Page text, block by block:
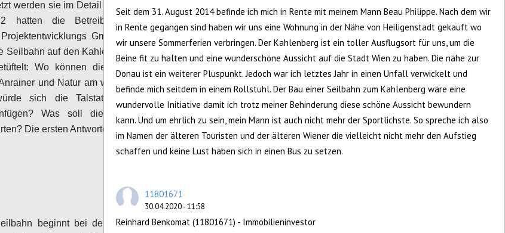
Configure
werden sie im Detail der Öffentlichkeit
hatten die Betreiber, die Genial
GmbH, zum ersten
Seilbahn auf den Kahlenberg zu bauen.
Wo können die Steher gesetzt
und Natur am wenigsten gestört
sich die Talstation günstig ins
Was soll die Menschen am
Die ersten Antworten:
beginnt bei der U-Bahn-Station
Seit dem 31. August 2014 befinde ich mich in Rente mit meinem Mann Beau Philippe. Nach dem wir
in Rente gegangen sind haben wir uns eine Wohnung in der Nähe von Heiligenstadt gekauft wo
wir unsere Sommerferien verbringen. Der Kahlenberg ist ein toller Ausflugsort für uns, um die
Beine fit zu halten und eine wunderschöne Aussicht auf die Stadt Wien zu haben. Die nähe zur
Donau ist ein weiterer Pluspunkt. Jedoch war ich letztes Jahr in einen Unfall verwickelt und
befinde mich seitdem in einem Rollstuhl. Der Bau einer Seilbahn zum Kahlenberg wäre eine
wundervolle Initiative damit ich trotz meiner Behinderung diese schöne Aussicht bewundern
kann. Und um ehrlich zu sein, mein Mann ist auch nicht mehr der Sportlichste. So spreche ich also
im Namen der älteren Touristen und der älteren Wiener die vielleicht nicht mehr den Aufstieg
schaffen und keine Lust haben sich in einen Bus zu setzen.
11801671
30.04.2020 - 11:58
Reinhard Benkomat (11801671) - Immobilieninvestor